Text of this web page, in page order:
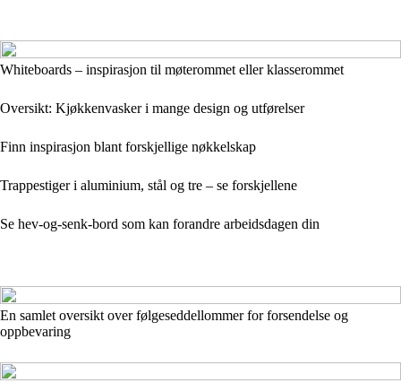
Whiteboards – inspirasjon til møterommet eller klasserommet
Oversikt: Kjøkkenvasker i mange design og utførelser
Finn inspirasjon blant forskjellige nøkkelskap
Trappestiger i aluminium, stål og tre – se forskjellene
Se hev-og-senk-bord som kan forandre arbeidsdagen din
En samlet oversikt over følgeseddellommer for forsendelse og
oppbevaring